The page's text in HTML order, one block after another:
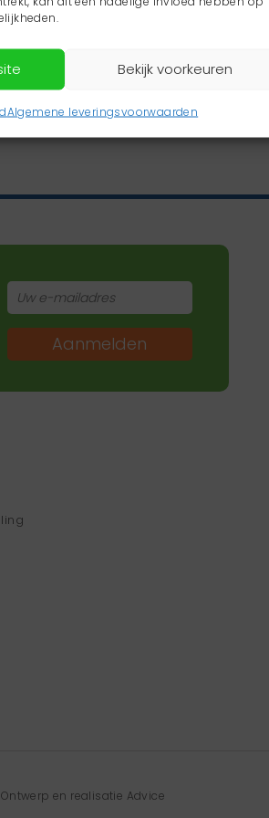
Bekijk voorkeuren
Algemene leveringsvoorwaarden
Aanmelden
en realisatie Advice